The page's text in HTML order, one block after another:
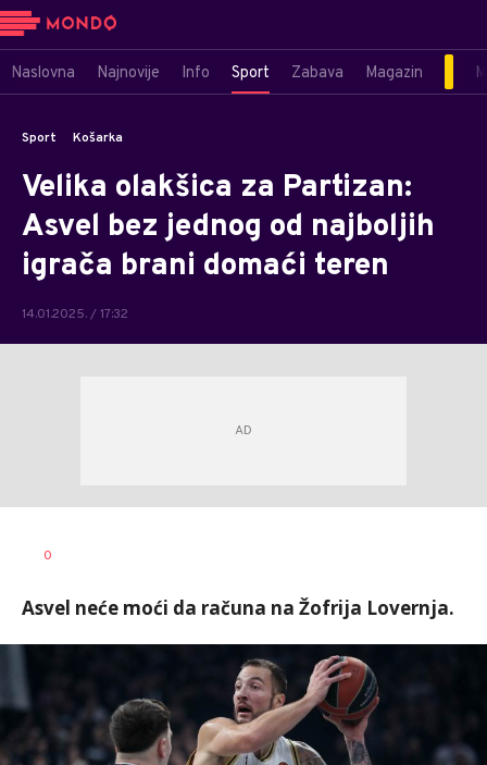
Naslovna Najnovije Info Sport Zabava Magazin
Sport Košarka
Velika olakšica za Partizan:
Asvel bez jednog od najboljih
igrača brani domaći teren
14.01.2025. / 17:32
0
Asvel neće moći da računa na Žofrija Lovernja.